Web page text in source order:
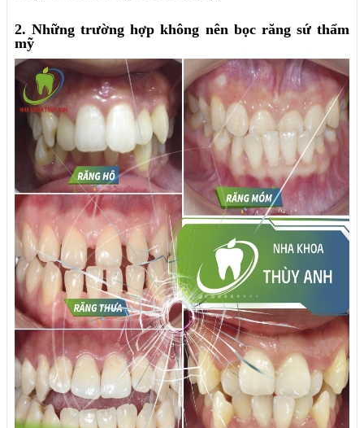
2. Những trường hợp không nên bọc răng sứ thẩm
mỹ